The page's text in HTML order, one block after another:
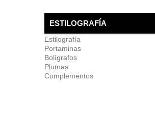
ESTILOGRAFÍA
Estilografía
Portaminas
Bolígrafos
Plumas
Complementos